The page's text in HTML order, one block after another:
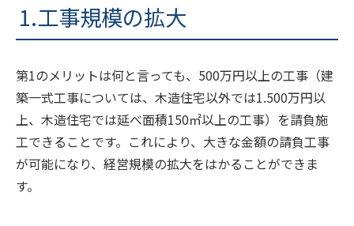
1.工事規模の拡大
第1のメリットは何と言っても、500万円以上の工事（建
築一式工事については、木造住宅以外では1.500万円以
上、木造住宅では延べ面積150㎡以上の工事）を請負施
工できることです。これにより、大きな金額の請負工事
が可能になり、経営規模の拡大をはかることができま
す。